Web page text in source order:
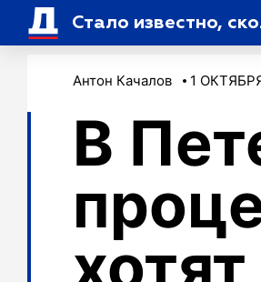
Стало известно,
Антон Качалов 1
В